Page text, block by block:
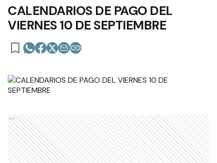
CALENDARIOS DE PAGO DEL
VIERNES 10 DE SEPTIEMBRE
Ads